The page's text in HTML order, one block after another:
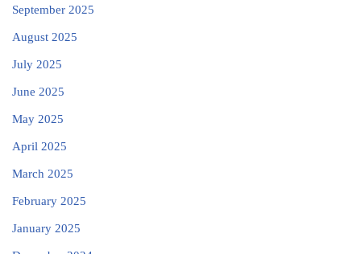
September 2025
August 2025
July 2025
June 2025
May 2025
April 2025
March 2025
February 2025
January 2025